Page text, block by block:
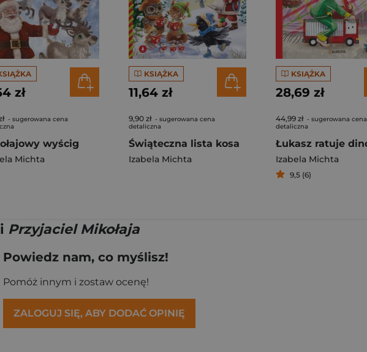
zł
- sugerowana cena
wyścig
Michta
KSIĄŻKA
11,64 zł
9,90 zł - sugerowana cena
detaliczna
Świąteczna lista kosa
Izabela Michta
KSIĄŻKA
28,69 zł
44,99 zł - sugerowana cena
detaliczna
Izabela Michta
9,5 (6)
Przyjaciel Mikołaja
Powiedz nam, co myślisz!
Pomóż innym i zostaw ocenę!
ZALOGUJ SIĘ, ABY DODAĆ OPINIĘ